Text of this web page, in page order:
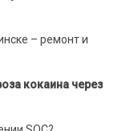
– ремонт и
кокаина через